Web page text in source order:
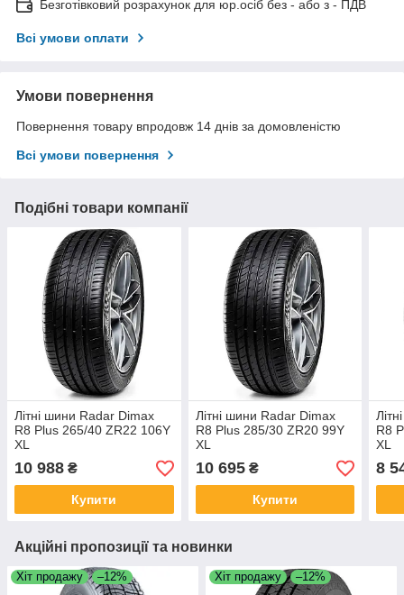
Безготівковий розрахунок для юр.осіб без - або з - ПДВ
Всі умови оплати
Умови повернення
Повернення товару впродовж 14 днів за домовленістю
Всі умови повернення
Подібні товари компанії
Літні шини Radar Dimax
R8 Plus 265/40 ZR22 106Y
XL
10 988 ₴
Купити
Літні шини Radar Dimax
R8 Plus 285/30 ZR20 99Y
XL
10 695₴
Купити
R8
XL
8
Акційні пропозиції та новинки
Хіт продажу –12% Хіт продажу –12%